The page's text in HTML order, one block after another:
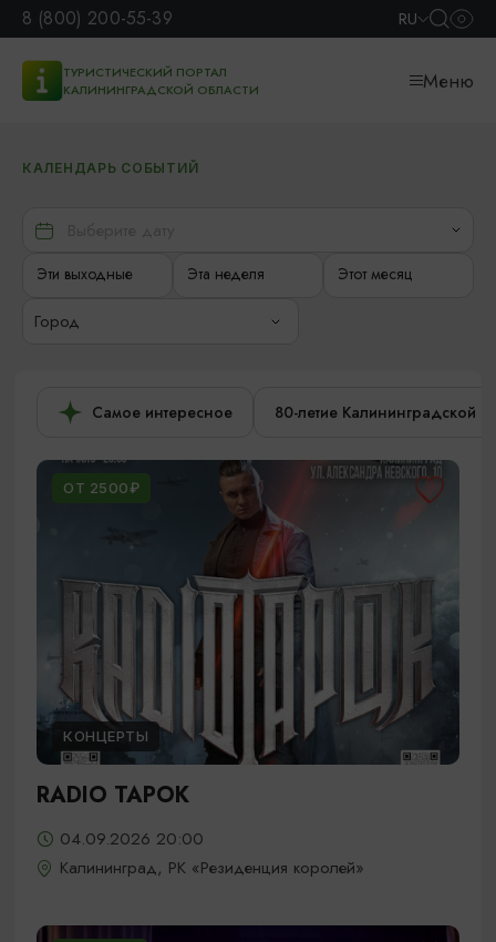
8 (800) 200-55-39 RU
ТУРИСТИЧЕСКИЙ ПОРТАЛ
КАЛИНИНГРАДСКОЙ ОБЛАСТИ
Меню
КАЛЕНДАРЬ СОБЫТИЙ
Эти выходные Эта неделя Этот месяц
Город
Самое интересное 80-летие Калининградской
ОТ 2500₽
КОНЦЕРТЫ
RADIO TAPOK
04.09.2026 20:00
Калининград, РК «Резиденция королей»